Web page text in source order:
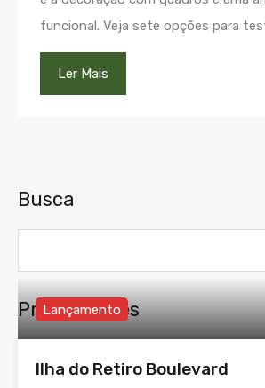
funcional. Veja sete opções para
Ler Mais
Busca
Propriedades
Lançamento
Ilha do Retiro Boulevard